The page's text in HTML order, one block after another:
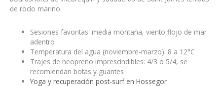
de rocío marino.
Sesiones favoritas: media montaña, viento flojo de mar
adentro
Temperatura del agua (noviembre-marzo): 8 a 12°C
Trajes de neopreno imprescindibles: 4/3 o 5/4, se
recomiendan botas y guantes
Yoga y recuperación post-surf en Hossegor